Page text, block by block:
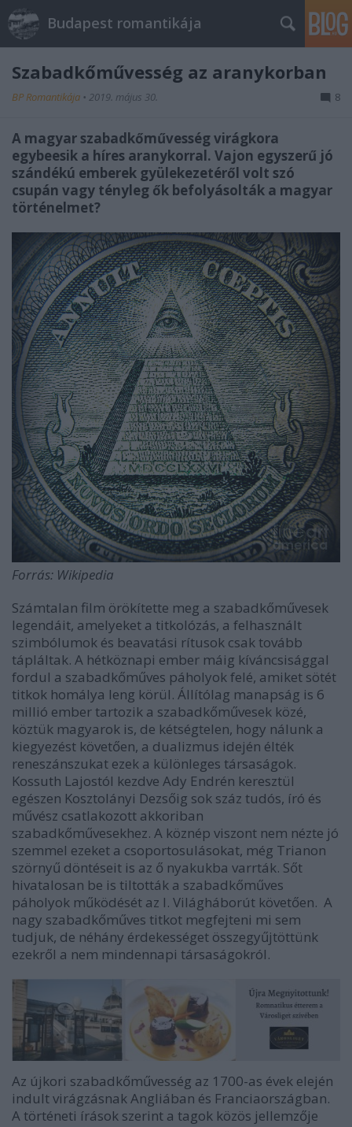
Budapest romantikája
Szabadkőművesség az aranykorban
BP Romantikája • 2019. május 30. 8
A magyar szabadkőművesség virágkora
egybeesik a híres aranykorral. Vajon egyszerű jó
szándékú emberek gyülekezetéről volt szó
csupán vagy tényleg ők befolyásolták a magyar
történelmet?
Forrás: Wikipedia
Számtalan film örökítette meg a szabadkőművesek
legendáit, amelyeket a titkolózás, a felhasznált
szimbólumok és beavatási rítusok csak tovább
tápláltak. A hétköznapi ember máig kíváncsisággal
fordul a szabadkőműves páholyok felé, amiket sötét
titkok homálya leng körül. Állítólag manapság is 6
millió ember tartozik a szabadkőművesek közé,
köztük magyarok is, de kétségtelen, hogy nálunk a
kiegyezést követően, a dualizmus idején élték
reneszánszukat ezek a különleges társaságok.
Kossuth Lajostól kezdve Ady Endrén keresztül
egészen Kosztolányi Dezsőig sok száz tudós, író és
művész csatlakozott akkoriban
szabadkőművesekhez. A köznép viszont nem nézte jó
szemmel ezeket a csoportosulásokat, még Trianon
szörnyű döntéseit is az ő nyakukba varrták. Sőt
hivatalosan be is tiltották a szabadkőműves
páholyok működését az I. Világháborút követően. A
nagy szabadkőműves titkot megfejteni mi sem
tudjuk, de néhány érdekességet összegyűjtöttünk
ezekről a nem mindennapi társaságokról.
Az újkori szabadkőművesség az 1700-as évek elején
indult virágzásnak Angliában és Franciaországban.
A történeti írások szerint a tagok közös jellemzője